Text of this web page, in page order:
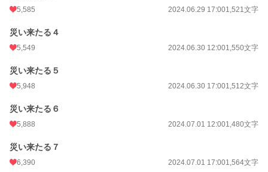
5,585 2024.06.29 17:001,521文字
災い来たる４
5,549 2024.06.30 12:001,550文字
災い来たる５
5,948 2024.06.30 17:001,512文字
災い来たる６
5,888 2024.07.01 12:001,480文字
災い来たる７
6,390 2024.07.01 17:001,564文字